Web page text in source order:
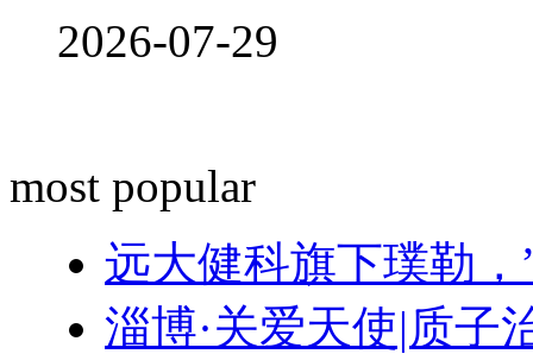
2026-07-29
most popular
远大健科旗下璞勒
淄博·关爱天使|质子